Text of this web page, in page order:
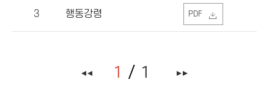
위원회
3 행동강령 PDF
1 1